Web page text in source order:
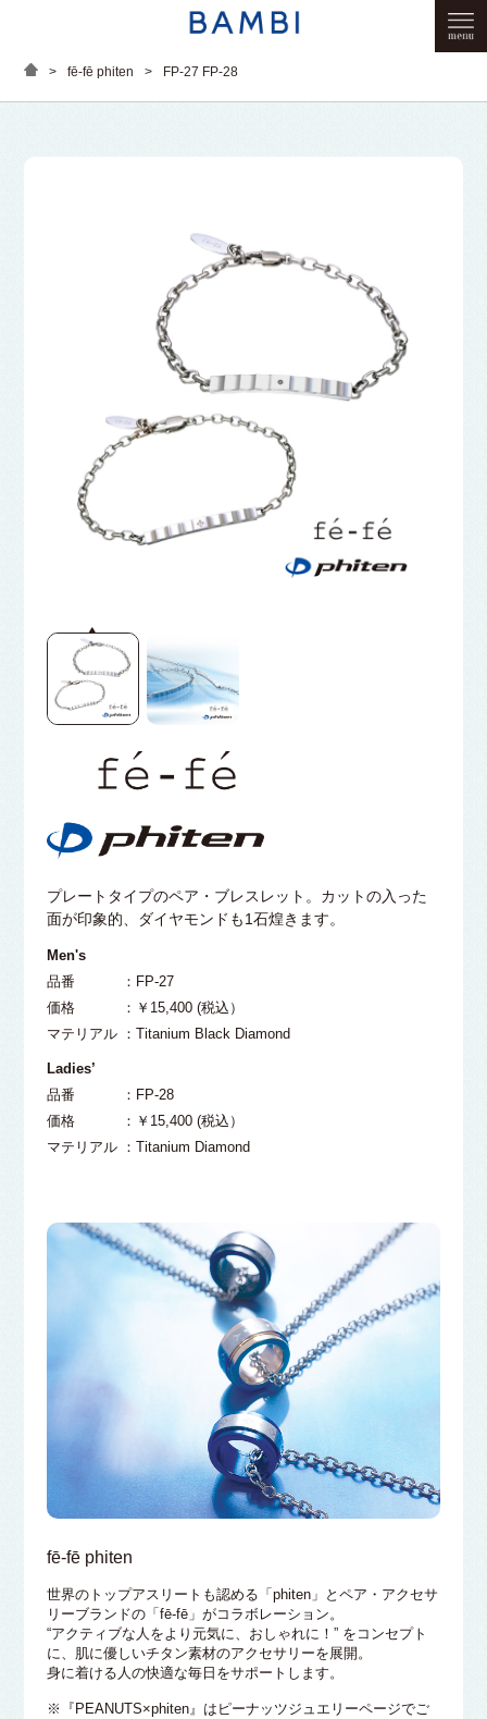
> fē-fē phiten > FP-27 FP-28
プレートタイプのペア・ブレスレット。カットの入った
面が印象的、ダイヤモンドも1石煌きます。
Men's
品番 ：FP-27
価格 ：￥15,400 (税込）
マテリアル ：Titanium Black Diamond
Ladies’
品番 ：FP-28
価格 ：￥15,400 (税込）
マテリアル ：Titanium Diamond
fē-fē phiten
世界のトップアスリートも認める「phiten」とペア・アクセサ
リーブランドの「fē-fē」がコラボレーション。
“アクティブな人をより元気に、おしゃれに！” をコンセプト
に、肌に優しいチタン素材のアクセサリーを展開。
身に着ける人の快適な毎日をサポートします。
※『PEANUTS×phiten』はピーナッツジュエリーページでご